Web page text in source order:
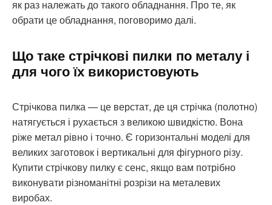
як раз належать до такого обладнання. Про те, як
обрати це обладнання, поговоримо далі.
Що таке стрічкові пилки по металу і
для чого їх використовують
Стрічкова пилка — це верстат, де ця стрічка (полотно)
натягується і рухається з великою швидкістю. Вона
ріже метал рівно і точно. Є горизонтальні моделі для
великих заготовок і вертикальні для фігурного різу.
Купити стрічкову пилку є сенс, якщо вам потрібно
виконувати різноманітні розрізи на металевих
виробах.